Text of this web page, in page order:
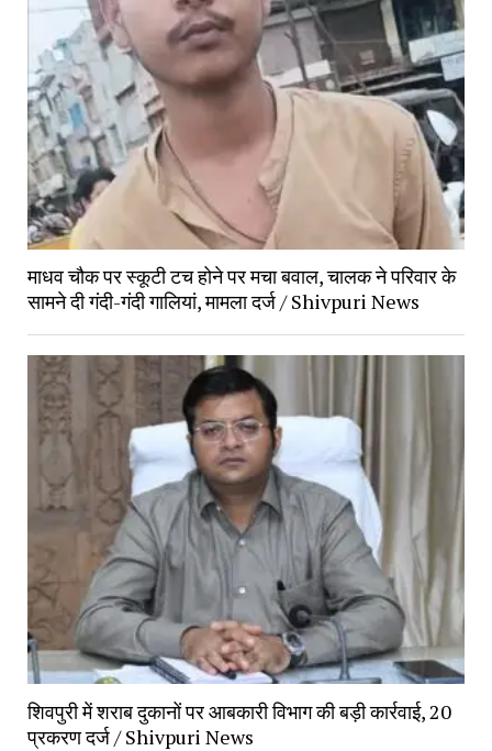
माधव चौक पर स्कूटी टच होने पर मचा बवाल, चालक ने परिवार के
सामने दी गंदी-गंदी गालियां, मामला दर्ज / Shivpuri News
शिवपुरी में शराब दुकानों पर आबकारी विभाग की बड़ी कार्रवाई, 20
प्रकरण दर्ज / Shivpuri News